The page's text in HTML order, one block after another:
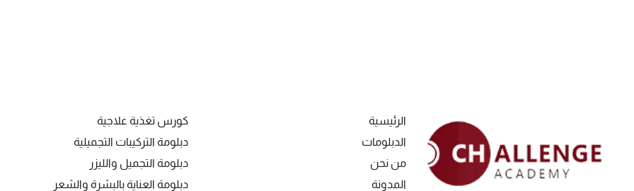
الرئيسية
الدبلومات
من نحن
المدونة
كورس تغذية علاجية
دبلومة التركيبات التجميلية
دبلومة التجميل والليزر
دبلومة العناية بالبشرة والشعر